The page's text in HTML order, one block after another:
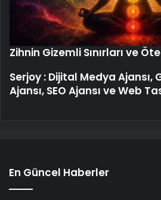
Zihnin Gizemli Sınırları ve
Serjoy : Dijital Medya Ajansı,
Ajansı, SEO Ajansı ve Web
En Güncel Haberler